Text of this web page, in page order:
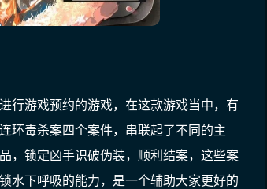
行游戏预约的游戏，在这款游戏当中，有
环毒杀案四个案件，串联起了不同的主
，锁定凶手识破伪装，顺利结案，这些案
水下呼吸的能力，是一个辅助大家更好的